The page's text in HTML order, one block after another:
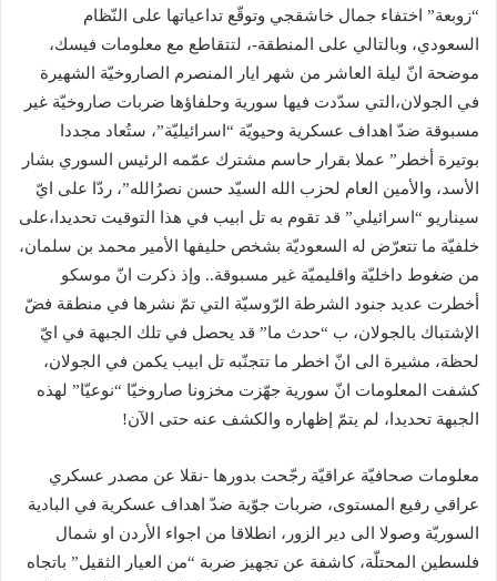
“زوبعة” اختفاء جمال خاشقجي وتوقّع تداعياتها على النّظام
السعودي، وبالتالي على المنطقة-، لتتقاطع مع معلومات فيسك،
موضحة انّ ليلة العاشر من شهر ايار المنصرم الصاروخيّة الشهيرة
في الجولان،التي سدّدت فيها سورية وحلفاؤها ضربات صاروخيّة غير
مسبوقة ضدّ اهداف عسكرية وحيويّة “اسرائيليّة”، ستُعاد مجددا
بوتيرة أخطر” عملا بقرار حاسم مشترك عمّمه الرئيس السوري ​بشار
الأسد​، والأمين العام ل​حزب الله​ السيّد حسن نصرُالله”، ردّا على ايّ
سيناريو “اسرائيلي” قد تقوم به ​تل ابيب​ في هذا التوقيت تحديدا،على
خلفيّة ما تتعرّض له السعوديّة بشخص حليفها الأمير محمد بن سلمان،
من ضغوط داخليّة واقليميّة غير مسبوقة.. وإذ ذكرت انّ موسكو
أخطرت عديد جنود الشرطة الرّوسيّة التي تمّ نشرها في منطقة فضّ
الإشتباك بالجولان، ب “حدث ما” قد يحصل في تلك الجبهة في ايّ
لحظة، مشيرة الى انّ اخطر ما تتجنّبه تل ابيب يكمن في الجولان،
كشفت المعلومات انّ سورية جهّزت مخزونا صاروخيّا “نوعيّا” لهذه
الجبهة تحديدا، لم يتمّ إظهاره والكشف عنه حتى الآن!
معلومات صحافيّة عراقيّة رجّحت بدورها -نقلا عن مصدر عسكري
عراقي رفيع المستوى، ضربات جوّية ضدّ اهداف عسكرية في البادية
السوريّة وصولا الى دير الزور، انطلاقا من اجواء الأردن او شمال
فلسطين المحتلّة، كاشفة عن تجهيز ضربة “من العيار الثقيل” باتجاه